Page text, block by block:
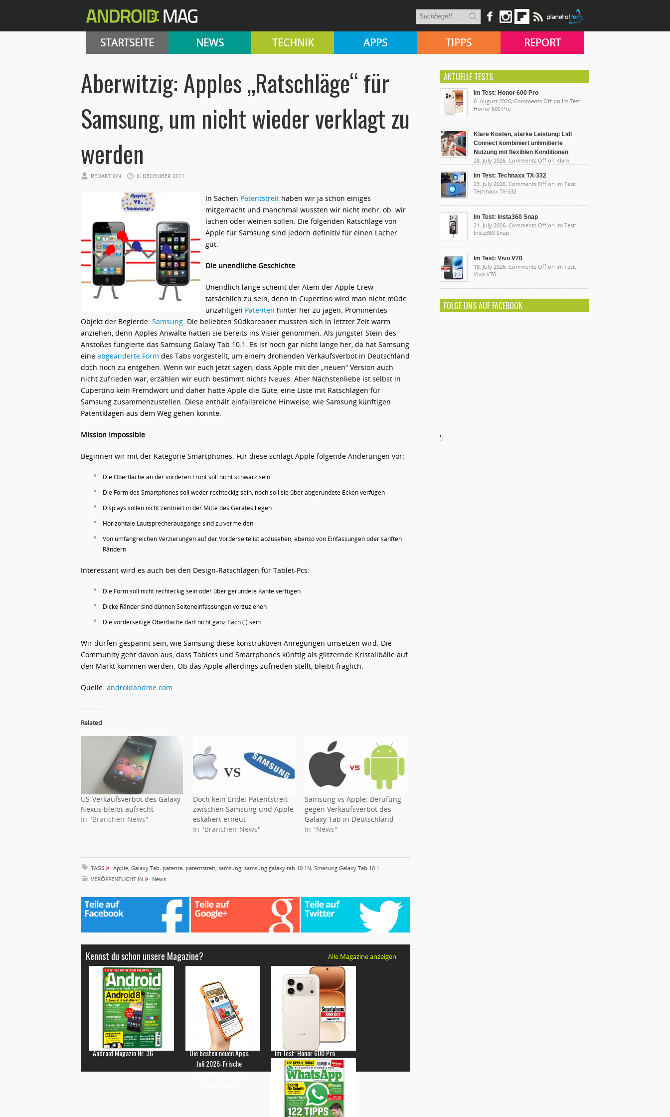
STARTSEITE NEWS TECHNIK APPS TIPPS REPORT
Aberwitzig: Apples „Ratschläge“ für
Samsung, um nicht wieder verklagt zu
werden
REDAKTION 6. DECEMBER 2011
In Sachen Patentstreit haben wir ja schon einiges
mitgemacht und manchmal wussten wir nicht mehr, ob wir
lachen oder weinen sollen. Die folgenden Ratschläge von
Apple für Samsung sind jedoch definitiv für einen Lacher
gut.
Die unendliche Geschichte
Unendlich lange scheint der Atem der Apple Crew
tatsächlich zu sein, denn in Cupertino wird man nicht müde
unzähligen Patenten hinter her zu jagen. Prominentes
Objekt der Begierde: Samsung. Die beliebten Südkoreaner mussten sich in letzter Zeit warm
anziehen, denn Apples Anwälte hatten sie bereits ins Visier genommen. Als jüngster Stein des
Anstoßes fungierte das Samsung Galaxy Tab 10.1. Es ist noch gar nicht lange her, da hat Samsung
eine abgeänderte Form des Tabs vorgestellt, um einem drohenden Verkaufsverbot in Deutschland
doch noch zu entgehen. Wenn wir euch jetzt sagen, dass Apple mit der „neuen“ Version auch
nicht zufrieden war, erzählen wir euch bestimmt nichts Neues. Aber Nächstenliebe ist selbst in
Cupertino kein Fremdwort und daher hatte Apple die Güte, eine Liste mit Ratschlägen für
Samsung zusammenzustellen. Diese enthält einfallsreiche Hinweise, wie Samsung künftigen
Patentklagen aus dem Weg gehen könnte.
Mission Impossible
Beginnen wir mit der Kategorie Smartphones. Für diese schlägt Apple folgende Änderungen vor:
Die Oberfläche an der vorderen Front soll nicht schwarz sein
Die Form des Smartphones soll weder rechteckig sein, noch soll sie über abgerundete Ecken verfügen
Displays sollen nicht zentriert in der Mitte des Gerätes liegen
Horizontale Lautsprecherausgänge sind zu vermeiden
Von umfangreichen Verzierungen auf der Vorderseite ist abzusehen, ebenso von Einfassungen oder sanften
Rändern
Interessant wird es auch bei den Design-Ratschlägen für Tablet-Pcs:
Die Form soll nicht rechteckig sein oder über gerundete Kante verfügen
Dicke Ränder sind dünnen Seiteneinfassungen vorzuziehen
Die vorderseitige Oberfläche darf nicht ganz flach (!) sein
Wir dürfen gespannt sein, wie Samsung diese konstruktiven Anregungen umsetzen wird. Die
Community geht davon aus, dass Tablets und Smartphones künftig als glitzernde Kristallbälle auf
den Markt kommen werden. Ob das Apple allerdings zufrieden stellt, bleibt fraglich.
Quelle: androidandme.com
Related
US-Verkaufsverbot des Galaxy
Nexus bleibt aufrecht
In "Branchen-News"
Doch kein Ende: Patentstreit
zwischen Samsung und Apple
eskaliert erneut
In "Branchen-News"
Samsung vs Apple: Berufung
gegen Verkaufsverbot des
Galaxy Tab in Deutschland
In "News"
TAGS » Apple, Galaxy Tab, patente, patentstreit, samsung, samsung galaxy tab 10.1N, Smasung Galaxy Tab 10.1
VERÖFFENTLICHT IN » News
Kennst du schon unsere Magazine? Alle Magazine anzeigen
Android Magazin Nr. 36
Die besten neuen Apps
Juli 2026: Frische
Empfehlungen für
Im Test: Honor 600 Pro
AKTUELLE TESTS
Im Test: Honor 600 Pro
6. August 2026, Comments Off on Im Test:
Honor 600 Pro
Klare Kosten, starke Leistung: Lidl
Connect kombiniert unlimitierte
Nutzung mit flexiblen Konditionen
28. July 2026, Comments Off on Klare
unlimitierte Nutzung mit flexiblen Konditionen
Im Test: Technaxx TX-332
23. July 2026, Comments Off on Im Test:
Technaxx TX-332
Im Test: Insta360 Snap
21. July 2026, Comments Off on Im Test:
Insta360 Snap
Im Test: Vivo V70
18. July 2026, Comments Off on Im Test:
Vivo V70
FOLGE UNS AUF FACEBOOK
';